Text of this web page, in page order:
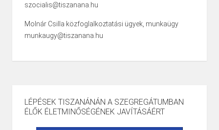
szocialis@tiszanana.hu
Molnár Csilla közfoglalkoztatási ügyek, munkaügy
munkaugy@tiszanana.hu
LÉPÉSEK TISZANÁNÁN A SZEGREGÁTUMBAN
ÉLŐK ÉLETMINŐSÉGÉNEK JAVÍTÁSÁÉRT